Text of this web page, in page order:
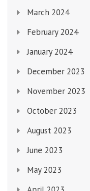
March 2024
February 2024
January 2024
December 2023
November 2023
October 2023
August 2023
June 2023
May 2023